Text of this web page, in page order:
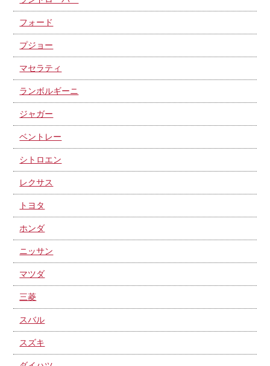
フォード
プジョー
マセラティ
ランボルギーニ
ジャガー
ベントレー
シトロエン
レクサス
トヨタ
ホンダ
ニッサン
マツダ
三菱
スバル
スズキ